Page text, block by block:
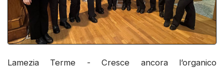
Lamezia Terme - Cresce ancora l’organico